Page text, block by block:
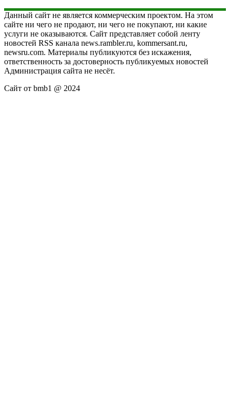
Данный сайт не является коммерческим проектом. На этом
сайте ни чего не продают, ни чего не покупают, ни какие
услуги не оказываются. Сайт представляет собой ленту
новостей RSS канала news.rambler.ru, kommersant.ru,
newsru.com. Материалы публикуются без искажения,
ответственность за достоверность публикуемых новостей
Администрация сайта не несёт.
Сайт от bmb1 @ 2024